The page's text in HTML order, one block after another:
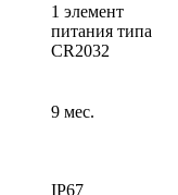
1 элемент
питания типа
CR2032
9 мес.
IP67